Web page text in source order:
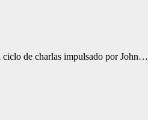
ciclo de charlas impulsado por John…